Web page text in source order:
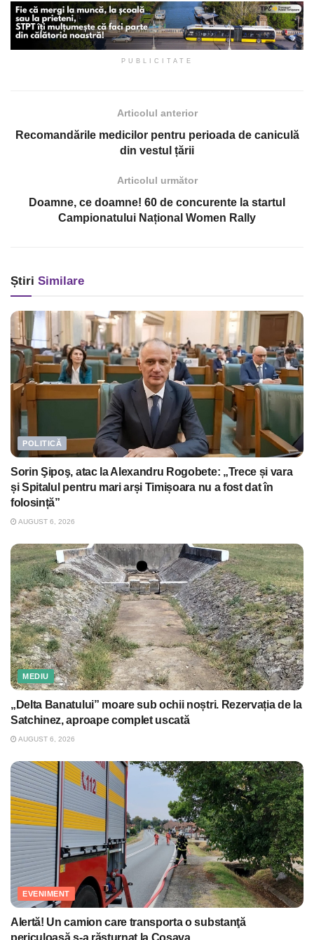
PUBLICITATE
Articolul anterior
Recomandările medicilor pentru perioada de caniculă
din vestul țării
Articolul următor
Doamne, ce doamne! 60 de concurente la startul
Campionatului Național Women Rally
Știri Similare
POLITICĂ
Sorin Şipoş, atac la Alexandru Rogobete: „Trece și vara
și Spitalul pentru mari arși Timișoara nu a fost dat în
folosință”
AUGUST 6, 2026
MEDIU
„Delta Banatului” moare sub ochii noștri. Rezervația de la
Satchinez, aproape complet uscată
AUGUST 6, 2026
EVENIMENT
Alertă! Un camion care transporta o substanţă